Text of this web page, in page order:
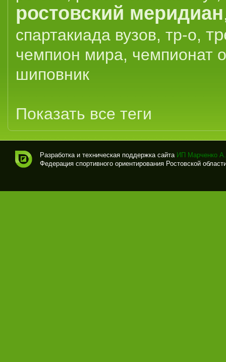
ростовский меридиан
спартакиада вузов, тр-о,
чемпион мира, чемпионат
шиповник
Показать все теги
вно
Разработка и техническая поддержка сайта ИП Марченко
Федерация спортивного ориентирования Ростовской